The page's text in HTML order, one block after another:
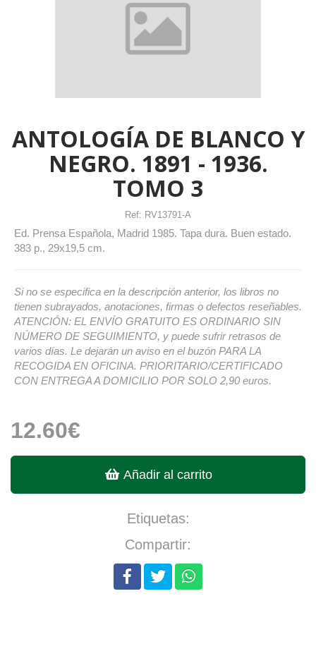
ANTOLOGÍA DE BLANCO Y
NEGRO. 1891 - 1936.
TOMO 3
Ref: RV13791-A
Ed. Prensa Española, Madrid 1985. Tapa dura. Buen estado.
383 p., 29x19,5 cm.
Si no se especifica en la descripción anterior, los libros no
tienen subrayados, anotaciones, firmas o defectos reseñables.
ATENCIÓN: EL ENVÍO GRATUITO ES ORDINARIO SIN
NÚMERO DE SEGUIMIENTO, y puede sufrir retrasos de
varios días. Le dejarán un aviso en el buzón PARA LA
RECOGIDA EN OFICINA. PRIORITARIO/CERTIFICADO
CON ENTREGA A DOMICILIO POR SOLO 2,90 euros.
12.60€
Añadir al carrito
Etiquetas:
Compartir: